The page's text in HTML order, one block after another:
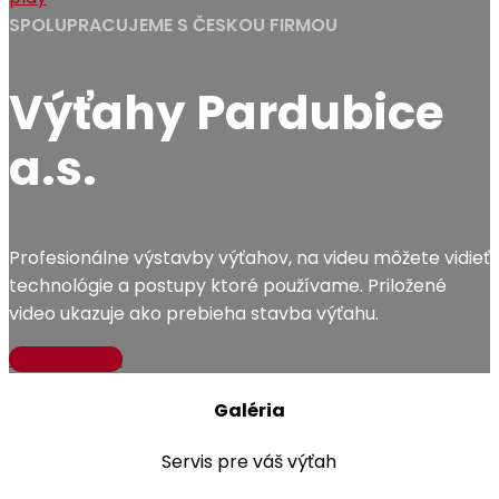
SPOLUPRACUJEME S ČESKOU FIRMOU
Výťahy Pardubice
a.s.
Profesionálne výstavby výťahov, na videu môžete vidieť
technológie a postupy ktoré používame. Priložené
video ukazuje ako prebieha stavba výťahu.
Napíšte nám
Galéria
Servis pre váš výťah